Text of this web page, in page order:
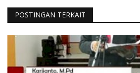
POSTINGAN TERKAIT